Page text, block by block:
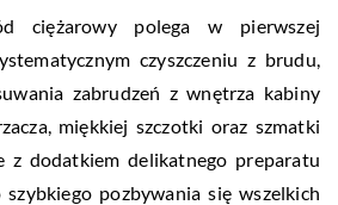
ciężarowy polega w pierwszej
czyszczeniu z brudu,
zabrudzeń z wnętrza kabiny
miękkiej szczotki oraz szmatki
z dodatkiem delikatnego preparatu
pozbywania się wszelkich